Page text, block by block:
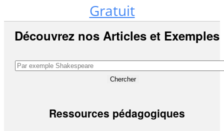
Gratuit
Découvrez nos Articles et Exemples
Ressources pédagogiques